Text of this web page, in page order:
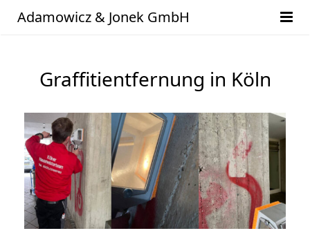
Adamowicz & Jonek GmbH
Leistungsübersicht
Hausmeisterservice
Gartenpflege
Fensterreinigung
Gebäudereinigungen
Service
Angebote
Aufträge
Buchhaltung
News
Graffitientfernung in Köln